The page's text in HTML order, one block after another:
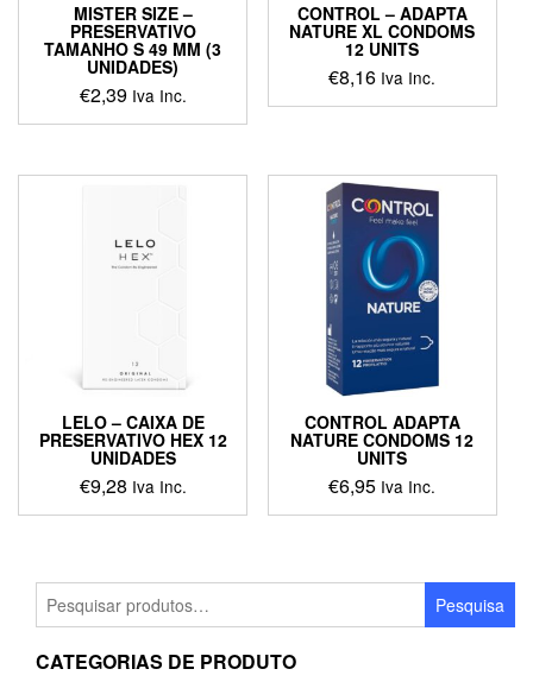
MISTER SIZE –
PRESERVATIVO
TAMANHO S 49 MM (3
UNIDADES)
€2,39 Iva Inc.
CONTROL – ADAPTA
NATURE XL CONDOMS
12 UNITS
€8,16 Iva Inc.
LELO – CAIXA DE
PRESERVATIVO HEX 12
UNIDADES
€9,28 Iva Inc.
CONTROL ADAPTA
NATURE CONDOMS 12
UNITS
€6,95 Iva Inc.
Pesquisar
por:
Pesquisa
CATEGORIAS DE PRODUTO